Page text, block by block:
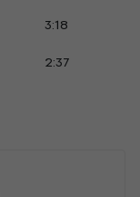
3:18
2:37